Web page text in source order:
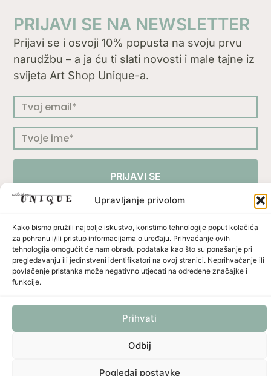
Upravljanje privolom
Kako bismo pružili najbolje iskustvo, koristimo tehnologije poput kolačića
za pohranu i/ili pristup informacijama o uređaju. Prihvaćanje ovih
tehnologija omogućit će nam obradu podataka kao što su ponašanje pri
pregledavanju ili jedinstveni identifikatori na ovoj stranici. Neprihvaćanje ili
povlačenje pristanka može negativno utjecati na određene značajke i
funkcije.
Prihvati
Odbij
Pogledaj postavke
PRIJAVI SE NA NEWSLETTER
Prijavi se i osvoji 10% popusta na svoju prvu
narudžbu – a ja ću ti slati novosti i male tajne iz
svijeta Art Shop Unique-a.
PRIJAVI SE
Press Uvjeti korištenja
Politika privatnosti
Politika dostave i povrata
Načini plaćanja
Unicus ornament d.o.o. | Put murve 21 C | 22202 Primošten | Croatia | OIB: 57327422001 | VAT no:
HR57327422001 | IBAN: HR6723400091110491592 | SWIFT: PBZGHR2X Privredna Banka Zagreb